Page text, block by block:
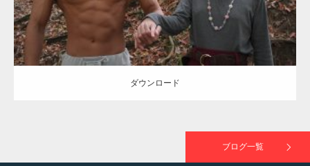
ダウンロード
ブログ一覧
NHK「所さん！事件ですよ」に取材されまし
た（6/8放送）